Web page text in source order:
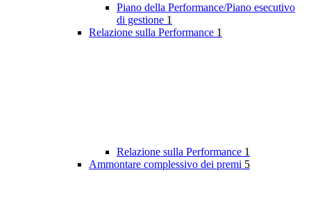
Piano della Performance/Piano esecutivo
di gestione 1
Relazione sulla Performance 1
Relazione sulla Performance 1
Ammontare complessivo dei premi 5